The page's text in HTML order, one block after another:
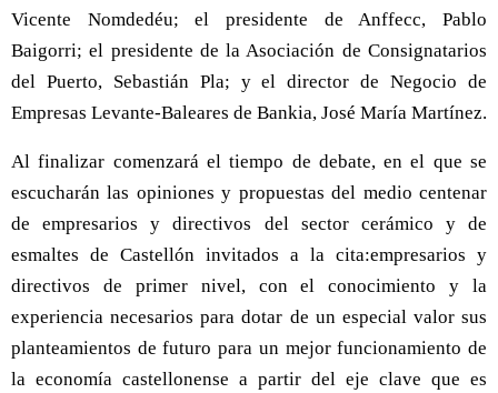
Vicente Nomdedéu; el presidente de Anffecc, Pablo
Baigorri; el presidente de la Asociación de Consignatarios
del Puerto, Sebastián Pla; y el director de Negocio de
Empresas Levante-Baleares de Bankia, José María Martínez.
Al finalizar comenzará el tiempo de debate, en el que se
escucharán las opiniones y propuestas del medio centenar
de empresarios y directivos del sector cerámico y de
esmaltes de Castellón invitados a la cita:empresarios y
directivos de primer nivel, con el conocimiento y la
experiencia necesarios para dotar de un especial valor sus
planteamientos de futuro para un mejor funcionamiento de
la economía castellonense a partir del eje clave que es